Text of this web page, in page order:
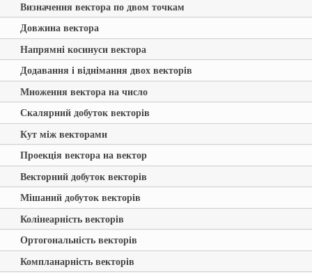
Визначення вектора по двом точкам
Довжина вектора
Напрямні косинуси вектора
Додавання і віднімання двох векторів
Множення вектора на число
Скалярний добуток векторів
Кут між векторами
Проекція вектора на вектор
Векторний добуток векторів
Мішаний добуток векторів
Колінеарність векторів
Ортогональність векторів
Компланарність векторів